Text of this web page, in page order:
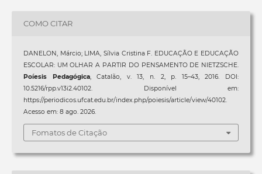
COMO CITAR
DANELON, Márcio; LIMA, Sílvia Cristina F. EDUCAÇÃO E EDUCAÇÃO
ESCOLAR: UM OLHAR A PARTIR DO PENSAMENTO DE NIETZSCHE.
Poíesis Pedagógica, Catalão, v. 13, n. 2, p. 15–43, 2016. DOI:
10.5216/rpp.v13i2.40102. Disponível em:
https://periodicos.ufcat.edu.br/index.php/poiesis/article/view/40102.
Acesso em: 8 ago. 2026.
Fomatos de Citação